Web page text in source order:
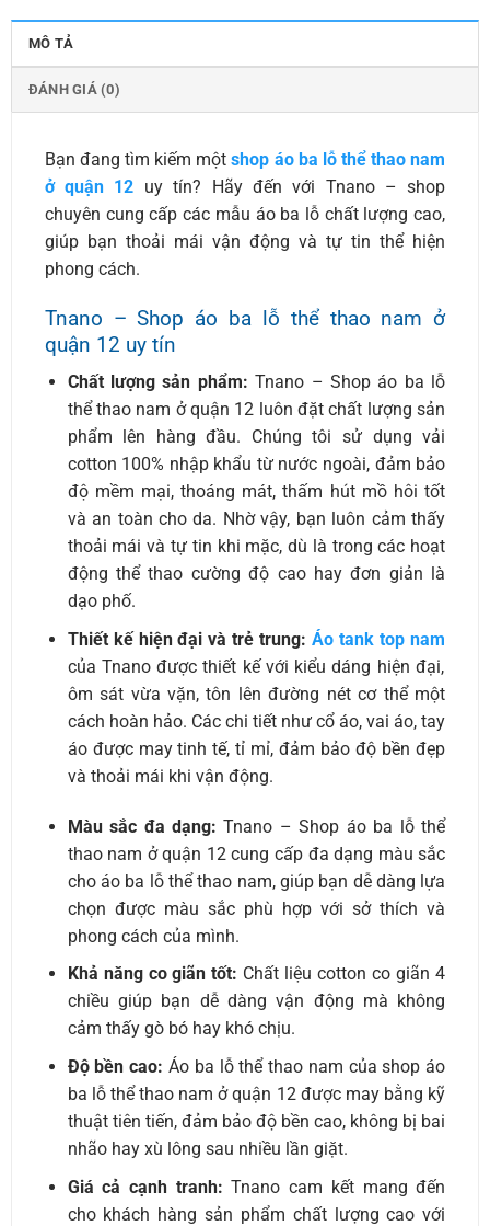
MÔ TẢ
ĐÁNH GIÁ (0)
Bạn đang tìm kiếm mộtshop áo ba lỗ thể thao nam
ở quận 12 uy tín? Hãy đến với Tnano – shop
chuyên cung cấp các mẫu áo ba lỗ chất lượng cao,
giúp bạn thoải mái vận động và tự tin thể hiện
phong cách.
Tnano – Shop áo ba lỗ thể thao nam ở
quận 12 uy tín
Chất lượng sản phẩm:Tnano – Shop áo ba lỗ
thể thao nam ở quận 12 luôn đặt chất lượng sản
phẩm lên hàng đầu. Chúng tôi sử dụng vải
cotton 100% nhập khẩu từ nước ngoài, đảm bảo
độ mềm mại, thoáng mát, thấm hút mồ hôi tốt
và an toàn cho da. Nhờ vậy, bạn luôn cảm thấy
thoải mái và tự tin khi mặc, dù là trong các hoạt
động thể thao cường độ cao hay đơn giản là
dạo phố.
Thiết kế hiện đại và trẻ trung:Áo tank top nam
của Tnano được thiết kế với kiểu dáng hiện đại,
ôm sát vừa vặn, tôn lên đường nét cơ thể một
cách hoàn hảo. Các chi tiết như cổ áo, vai áo, tay
áo được may tinh tế, tỉ mỉ, đảm bảo độ bền đẹp
và thoải mái khi vận động.
Màu sắc đa dạng: Tnano – Shop áo ba lỗ thể
thao nam ở quận 12 cung cấp đa dạng màu sắc
cho áo ba lỗ thể thao nam, giúp bạn dễ dàng lựa
chọn được màu sắc phù hợp với sở thích và
phong cách của mình.
Khả năng co giãn tốt: Chất liệu cotton co giãn 4
chiều giúp bạn dễ dàng vận động mà không
cảm thấy gò bó hay khó chịu.
Độ bền cao: Áo ba lỗ thể thao nam của shop áo
ba lỗ thể thao nam ở quận 12 được may bằng kỹ
thuật tiên tiến, đảm bảo độ bền cao, không bị bai
nhão hay xù lông sau nhiều lần giặt.
Giá cả cạnh tranh: Tnano cam kết mang đến
cho khách hàng sản phẩm chất lượng cao với